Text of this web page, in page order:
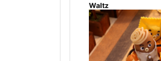
Waltz